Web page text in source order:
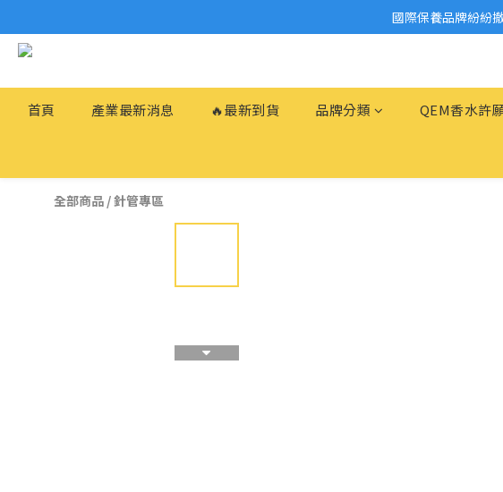
2026美妝小樣、
國際保養品牌紛紛
首頁 產業最新消息 🔥最新到貨 品牌分類 QEM香水許
全部商品 /針管專區